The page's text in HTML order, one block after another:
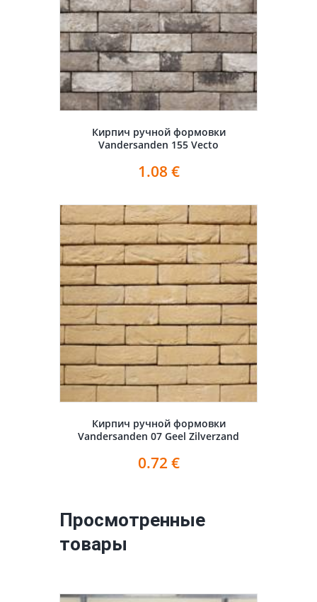
Кирпич ручной формовки
Vandersanden 155 Vecto
1.08 €
Кирпич ручной формовки
Vandersanden 07 Geel Zilverzand
0.72 €
Просмотренные
товары